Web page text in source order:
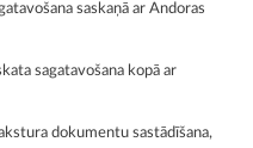
saskaņā ar Andoras
sagatavošana kopā ar
dokumentu sastādīšana,